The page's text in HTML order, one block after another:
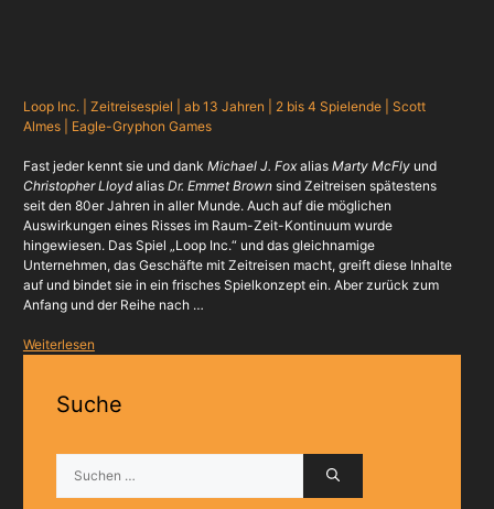
Loop Inc. | Zeitreisespiel | ab 13 Jahren | 2 bis 4 Spielende | Scott
Almes | Eagle-Gryphon Games
Fast jeder kennt sie und dank Michael J. Foxalias Marty McFlyund
Christopher Lloydalias Dr. Emmet Brownsind Zeitreisen spätestens
seit den 80er Jahren in aller Munde. Auch auf die möglichen
Auswirkungen eines Risses im Raum-Zeit-Kontinuum wurde
hingewiesen. Das Spiel „Loop Inc.“ und das gleichnamige
Unternehmen, das Geschäfte mit Zeitreisen macht, greift diese Inhalte
auf und bindet sie in ein frisches Spielkonzept ein. Aber zurück zum
Anfang und der Reihe nach …
Weiterlesen
Suche
nach: